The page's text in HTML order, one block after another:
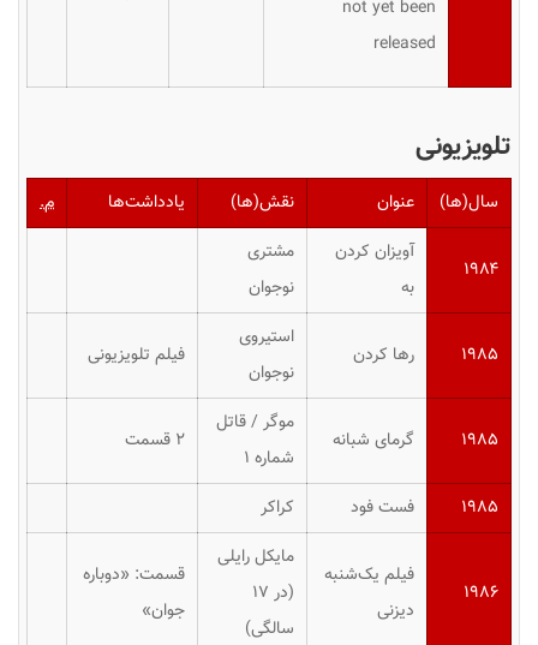
تلویزیونی
سال(ها) عنوان نقش(ها) یادداشت‌ها م.
۱۹۸۴
آویزان کردن
به
مشتری
نوجوان
۱۹۸۵ رها کردن
استیروی
نوجوان
فیلم تلویزیونی
۱۹۸۵ گرمای شبانه
موگر / قاتل
شماره ۱
۲ قسمت
۱۹۸۵ فست فود کراکر
۱۹۸۶
فیلم یک‌شنبه
دیزنی
مایکل رایلی
(در ۱۷
سالگی)
قسمت: «دوباره
جوان»